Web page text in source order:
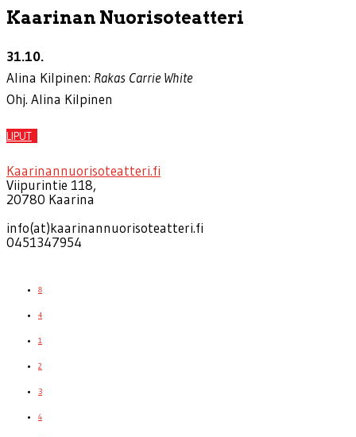
Kaarinan Nuorisoteatteri
31.10.
Alina Kilpinen: Rakas Carrie White
Ohj. Alina Kilpinen
LIPUT
Kaarinannuorisoteatteri.fi
Viipurintie 118,
20780 Kaarina
info(at)kaarinannuorisoteatteri.fi
0451347954
8
4
1
2
3
4